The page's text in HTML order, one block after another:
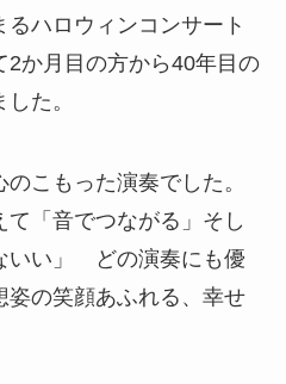
ハロウィンコンサート
2か月目の方から40年目の
た。
こもった演奏でした。
「音でつながる」そし
いい」 どの演奏にも優
姿の笑顔あふれる、幸せ